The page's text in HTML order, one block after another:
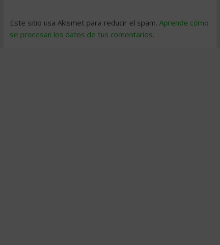
Este sitio usa Akismet para reducir el spam. Aprende cómo
se procesan los datos de tus comentarios.